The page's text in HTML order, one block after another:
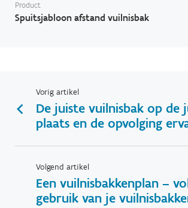
Product
Spuitsjabloon afstand vuilnisbak
Vorig artikel
De juiste vuilnisbak op de
plaats en de opvolging
Volgend artikel
Een vuilnisbakkenplan –
gebruik van je